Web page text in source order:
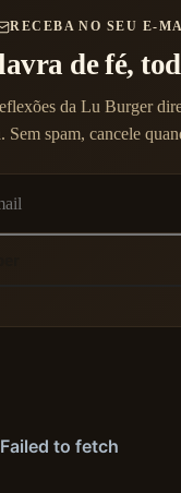
RECEBA NO SEU E-
de fé,
da Lu Burger
Sem spam, cancele